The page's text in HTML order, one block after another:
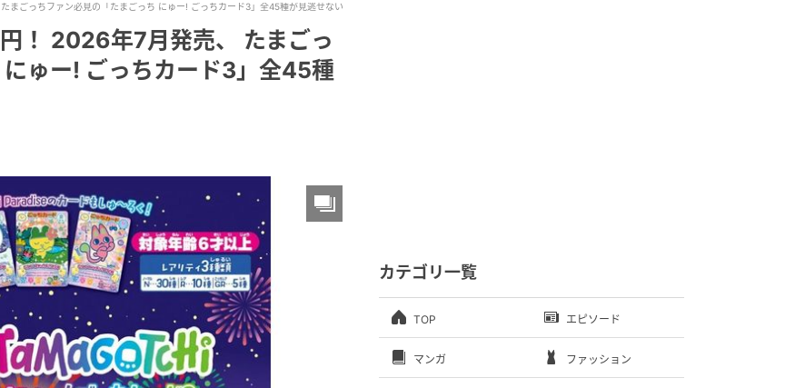
まごっちファン必見の「たまごっち にゅー! ごっちカード3」全45種が見逃せない
！ 2026年7月発売、 たまごっ
ゅー! ごっちカード3」全45種
カテゴリ一覧
TOP エピソード
マンガ ファッション